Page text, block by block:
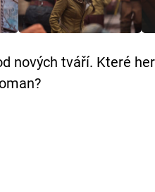
nových tváří. Které